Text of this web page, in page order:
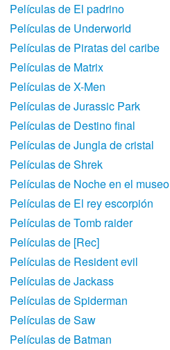
Películas de El padrino
Películas de Underworld
Películas de Piratas del caribe
Películas de Matrix
Películas de X-Men
Películas de Jurassic Park
Películas de Destino final
Películas de Jungla de cristal
Películas de Shrek
Películas de Noche en el museo
Películas de El rey escorpión
Películas de Tomb raider
Películas de [Rec]
Películas de Resident evil
Películas de Jackass
Películas de Spiderman
Películas de Saw
Películas de Batman